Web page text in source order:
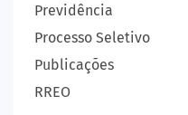
Previdência
Processo Seletivo
Publicações
RREO